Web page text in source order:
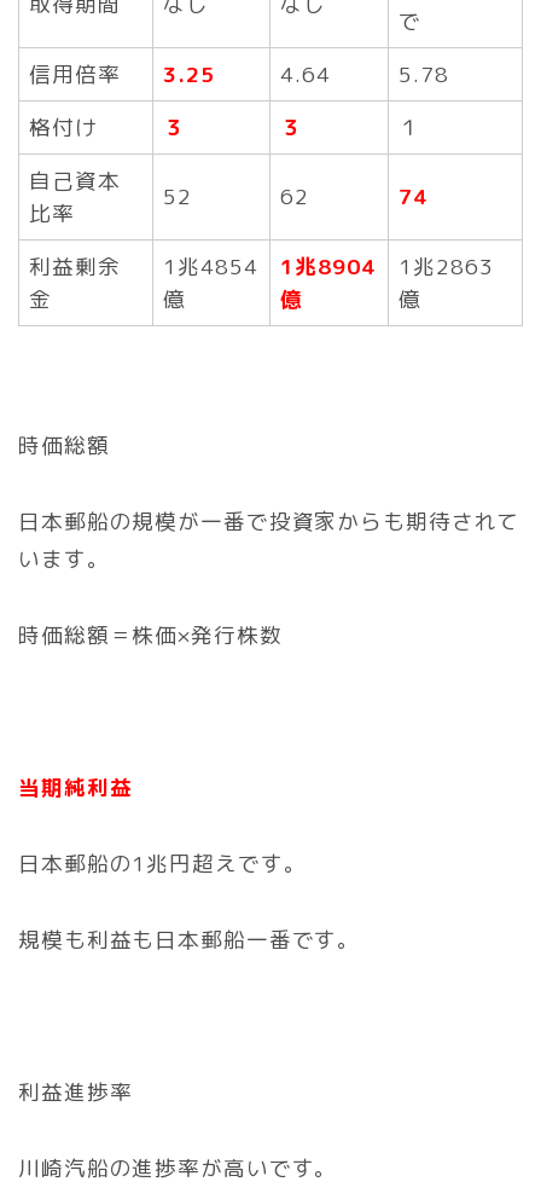
で
信用倍率
3.25 4.64
5.78
格付け
３ ３
１
自己資本
比率
52 62 74
利益剰余
金
1兆4854
億
1兆8904
億
1兆2863
億
時価総額
日本郵船の規模が一番で投資家からも期待されて
います。
時価総額＝株価×発行株数
当期純利益
日本郵船の1兆円超えです。
規模も利益も日本郵船一番です。
利益進捗率
川崎汽船の進捗率が高いです。